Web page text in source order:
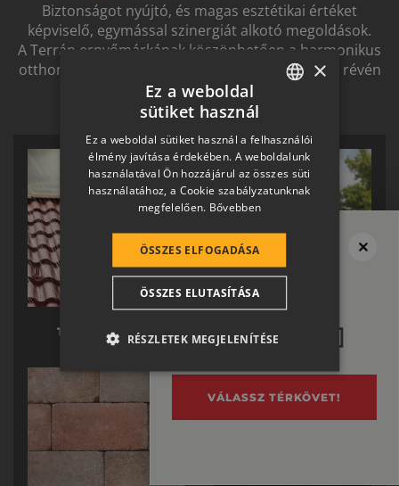
Megvan a tető?
Ne felejtsd el
a térburkolatot se!
VÁLASSZ TÉRKÖVET!
Biztonságot nyújtó, és magas esztétikai értéket
képviselő, egymással szinergiát alkotó megoldások.
A Terrán ernyőmárkának köszönhetően a harmonikus
otthon átfogó, egymásra épülő rendszerelemek révén
ölthet formát.
TERRÁN TETŐ TERRÁN KÉSZTETŐ
HUNGARIAN
SLOVAK
GERMAN
ROMANIAN
CROATIAN
SR
RO-HU
ITALIAN
×
Ez a weboldal
sütiket használ
Ez a weboldal sütiket használ a felhasználói
élmény javítása érdekében. A weboldalunk
használatával Ön hozzájárul az összes süti
használatához, a Cookie szabályzatunknak
megfelelően. Bővebben
ÖSSZES ELFOGADÁSA
ÖSSZES ELUTASÍTÁSA
RÉSZLETEK MEGJELENÍTÉSE